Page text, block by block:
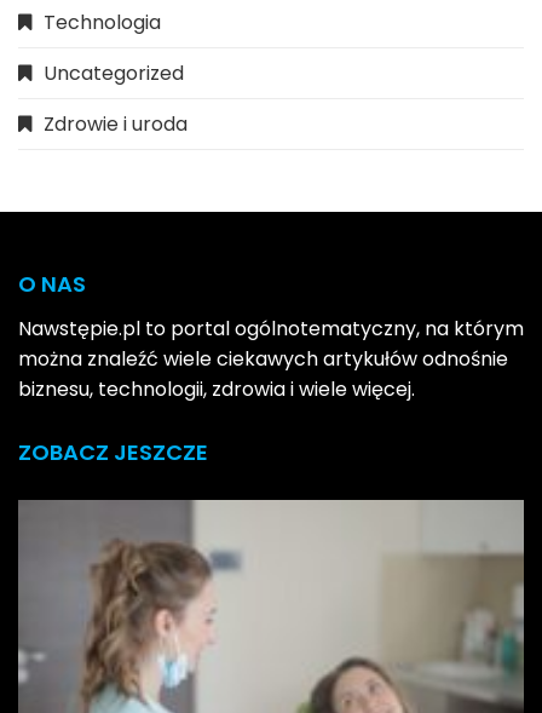
Technologia
Uncategorized
Zdrowie i uroda
O NAS
Nawstępie.pl to portal ogólnotematyczny, na którym
można znaleźć wiele ciekawych artykułów odnośnie
biznesu, technologii, zdrowia i wiele więcej.
ZOBACZ JESZCZE